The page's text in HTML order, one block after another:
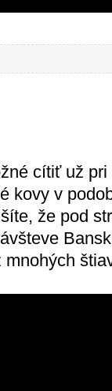
cítiť už
kovy v
že pod